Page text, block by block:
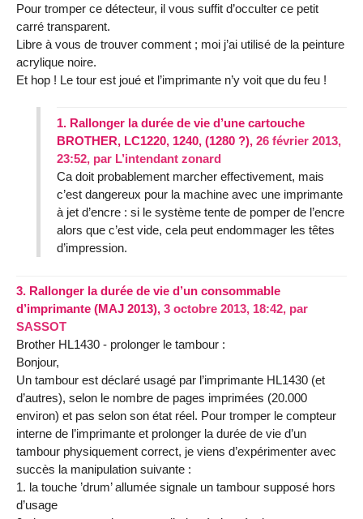
Pour tromper ce détecteur, il vous suffit d’occulter ce petit
carré transparent.
Libre à vous de trouver comment ; moi j’ai utilisé de la peinture
acrylique noire.
Et hop ! Le tour est joué et l’imprimante n’y voit que du feu !
1. Rallonger la durée de vie d’une cartouche
BROTHER, LC1220, 1240, (1280 ?), 26 février 2013,
23:52, par L’intendant zonard
Ca doit probablement marcher effectivement, mais
c’est dangereux pour la machine avec une imprimante
à jet d’encre : si le système tente de pomper de l’encre
alors que c’est vide, cela peut endommager les têtes
d’impression.
3. Rallonger la durée de vie d’un consommable
d’imprimante (MAJ 2013), 3 octobre 2013, 18:42, par
SASSOT
Brother HL1430 - prolonger le tambour :
Bonjour,
Un tambour est déclaré usagé par l’imprimante HL1430 (et
d’autres), selon le nombre de pages imprimées (20.000
environ) et pas selon son état réel. Pour tromper le compteur
interne de l’imprimante et prolonger la durée de vie d’un
tambour physiquement correct, je viens d’expérimenter avec
succès la manipulation suivante :
1. la touche ’drum’ allumée signale un tambour supposé hors
d’usage